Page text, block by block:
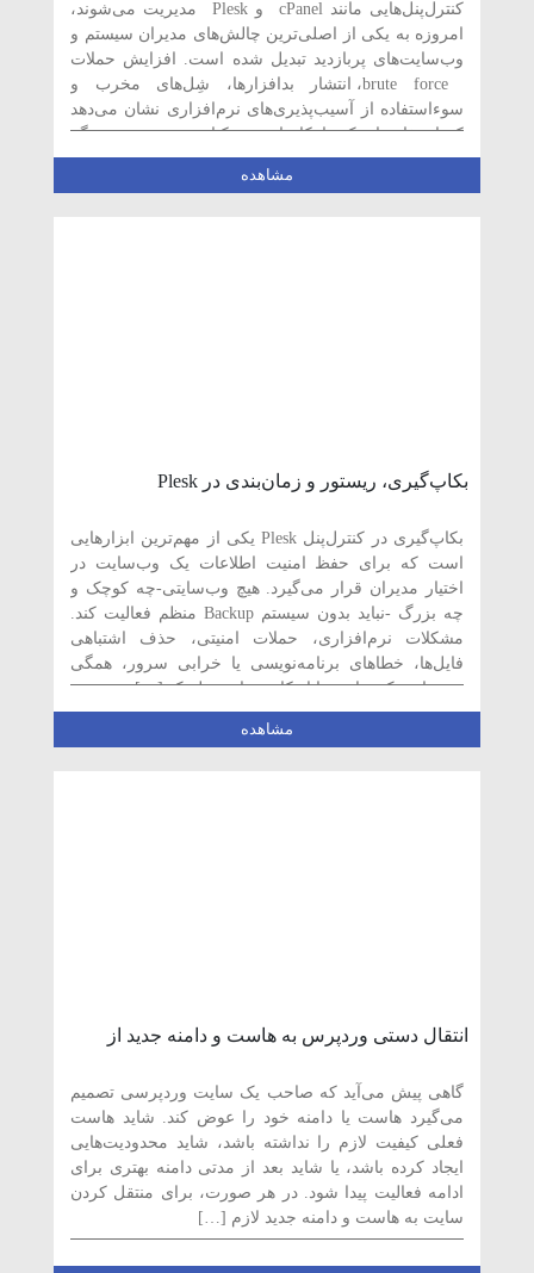
کنترل‌پنل‌هایی مانند cPanel و Plesk مدیریت می‌شوند،
امروزه به یکی از اصلی‌ترین چالش‌های مدیران سیستم و
وب‌سایت‌های پربازدید تبدیل شده است. افزایش حملات
brute force، انتشار بدافزارها، شِل‌های مخرب و
سوءاستفاده از آسیب‌پذیری‌های نرم‌افزاری نشان می‌دهد
که استفاده از یک راهکار امنیتی یکپارچه و هوشمند دیگر
یک انتخاب […]
مشاهده
بکاپ‌گیری، ریستور و زمان‌بندی در Plesk
بکاپ‌گیری در کنترل‌پنل Plesk یکی از مهم‌ترین ابزارهایی
است که برای حفظ امنیت اطلاعات یک وب‌سایت در
اختیار مدیران قرار می‌گیرد. هیچ وب‌سایتی-چه کوچک و
چه بزرگ -نباید بدون سیستم Backup منظم فعالیت کند.
مشکلات نرم‌افزاری، حملات امنیتی، حذف اشتباهی
فایل‌ها، خطاهای برنامه‌نویسی یا خرابی سرور، همگی
می‌توانند یک سایت را از کار بیندازند. پلسک […]
مشاهده
انتقال دستی وردپرس به هاست و دامنه جدید از
طریق cPanel
گاهی پیش می‌آید که صاحب یک سایت وردپرسی تصمیم
می‌گیرد هاست یا دامنه خود را عوض کند. شاید هاست
فعلی کیفیت لازم را نداشته باشد، شاید محدودیت‌هایی
ایجاد کرده باشد، یا شاید بعد از مدتی دامنه بهتری برای
ادامه فعالیت پیدا شود. در هر صورت، برای منتقل کردن
سایت به هاست و دامنه جدید لازم […]